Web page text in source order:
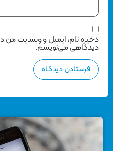
ذخیره نام، ایمیل و وبسایت من در
دیدگاهی می‌نویسم.